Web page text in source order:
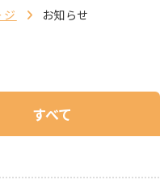
ジ お知らせ
すべて